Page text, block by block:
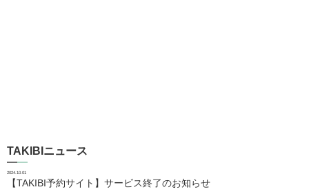
TAKIBIニュース
2024.10.01
【TAKIBI予約サイト】サービス終了のお知らせ